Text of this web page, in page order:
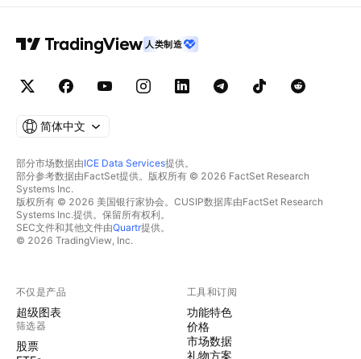
人类制造
简体中文
部分市场数据由ICE Data Services提供。
部分参考数据由FactSet提供。版权所有 © 2026 FactSet Research
Systems Inc.
版权所有 © 2026 美国银行家协会。CUSIP数据库由FactSet Research
Systems Inc.提供。保留所有权利。
SEC文件和其他文件由Quartr提供。
© 2026 TradingView, Inc.
不仅是产品
超级图表
筛选器
股票
工具和订阅
功能特色
价格
市场数据
礼物方案